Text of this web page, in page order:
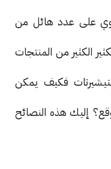
على عدد هائل من
الكثير من المنتجات
فكيف يمكن
إليك هذه النصائح